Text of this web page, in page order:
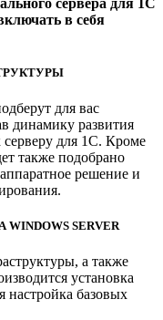
сервера для 1С
в себя
для вас
динамику развития
для 1С. Кроме
также подобрано
решение и
SERVER
а также
установка
настройка базовых